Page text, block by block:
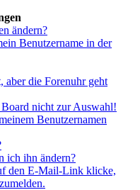
ändern?
Benutzername in der
aber die Forenuhr geht
Board nicht zur Auswahl!
Benutzernamen
ich ihn ändern?
den E-Mail-Link klicke,